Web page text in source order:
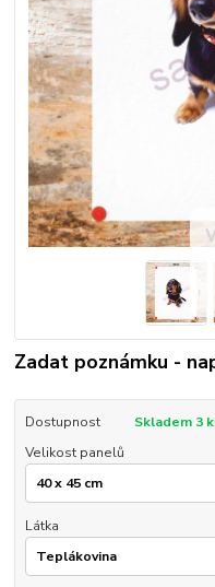
Zadat poznámku -
Dostupnost
Skladem 3
Velikost panelů
Látka